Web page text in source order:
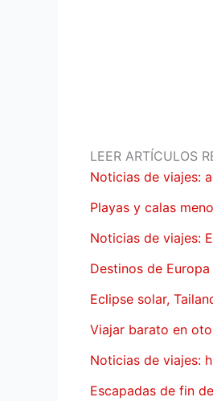
LEER ARTÍCULOS
Noticias de viajes:
Playas y calas
Noticias de viajes:
Destinos de
Eclipse solar,
Viajar barato en
Noticias de viajes:
Escapadas de fin